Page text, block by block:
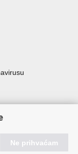
kriminaliteta
Ne prihvaćam